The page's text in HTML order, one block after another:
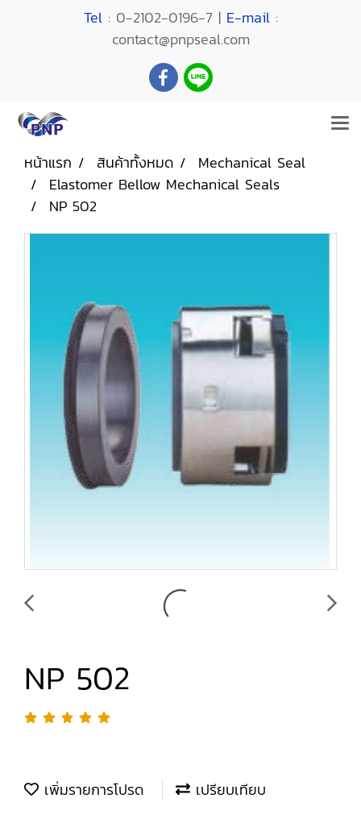
Tel: 0-2102-0196-7 | E-mail:
contact@pnpseal.com
หน้าแรก สินค้าทั้งหมด
Mechanical Seal
Elastomer Bellow Mechanical Seals
NP 502
NP 502
เพิ่มรายการโปรด
เปรียบเทียบ